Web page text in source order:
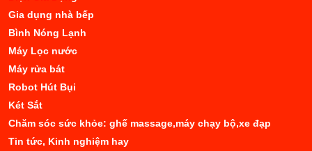
Gia dụng nhà bếp
Bình Nóng Lạnh
Máy Lọc nước
Máy rửa bát
Robot Hút Bụi
Két Sắt
Chăm sóc sức khỏe: ghế massage,máy chạy bộ,xe đạp
Tin tức, Kinh nghiệm hay